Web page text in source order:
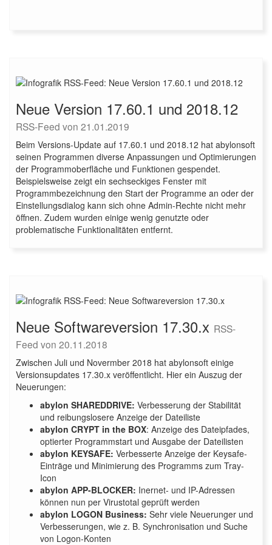
Neue Version 17.60.1 und 2018.12
RSS-Feed von 21.01.2019
Beim Versions-Update auf 17.60.1 und 2018.12 hat abylonsoft
seinen Programmen diverse Anpassungen und Optimierungen
der Programmoberfläche und Funktionen gespendet.
Beispielsweise zeigt ein sechseckiges Fenster mit
Programmbezeichnung den Start der Programme an oder der
Einstellungsdialog kann sich ohne Admin-Rechte nicht mehr
öffnen. Zudem wurden einige wenig genutzte oder
problematische Funktionalitäten entfernt.
Neue Softwareversion 17.30.x RSS-
Feed von 20.11.2018
Zwischen Juli und Novermber 2018 hat abylonsoft einige
Versionsupdates 17.30.x veröffentlicht. Hier ein Auszug der
Neuerungen:
abylon SHAREDDRIVE: Verbesserung der Stabilität
und reibungslosere Anzeige der Dateiliste
abylon CRYPT in the BOX: Anzeige des Dateipfades,
optierter Programmstart und Ausgabe der Dateilisten
abylon KEYSAFE: Verbesserte Anzeige der Keysafe-
Einträge und Minimierung des Programms zum Tray-
Icon
abylon APP-BLOCKER: Inernet- und IP-Adressen
können nun per Virustotal geprüft werden
abylon LOGON Business: Sehr viele Neuerunger und
Verbesserungen, wie z. B. Synchronisation und Suche
von Logon-Konten